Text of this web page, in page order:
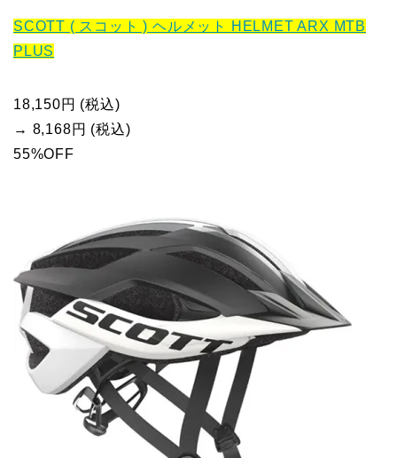
SCOTT ( スコット ) ヘルメット HELMET ARX MTB
PLUS
18,150円 (税込)
→ 8,168円 (税込)
55%OFF